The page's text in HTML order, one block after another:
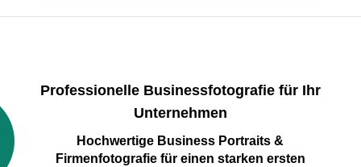
Professionelle Businessfotografie für Ihr
Unternehmen
Hochwertige Business Portraits &
Firmenfotografie für einen starken ersten